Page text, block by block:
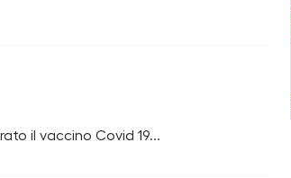
il vaccino Covid 19...